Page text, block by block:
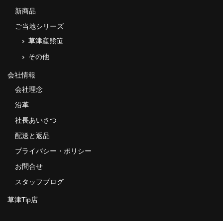
新商品
ご当地シリーズ
草津産熊笹
その他
会社情報
会社理念
沿革
社長あいさつ
配送と返品
プライバシー・ポリシー
お問合せ
スタッフブログ
草津Tip店